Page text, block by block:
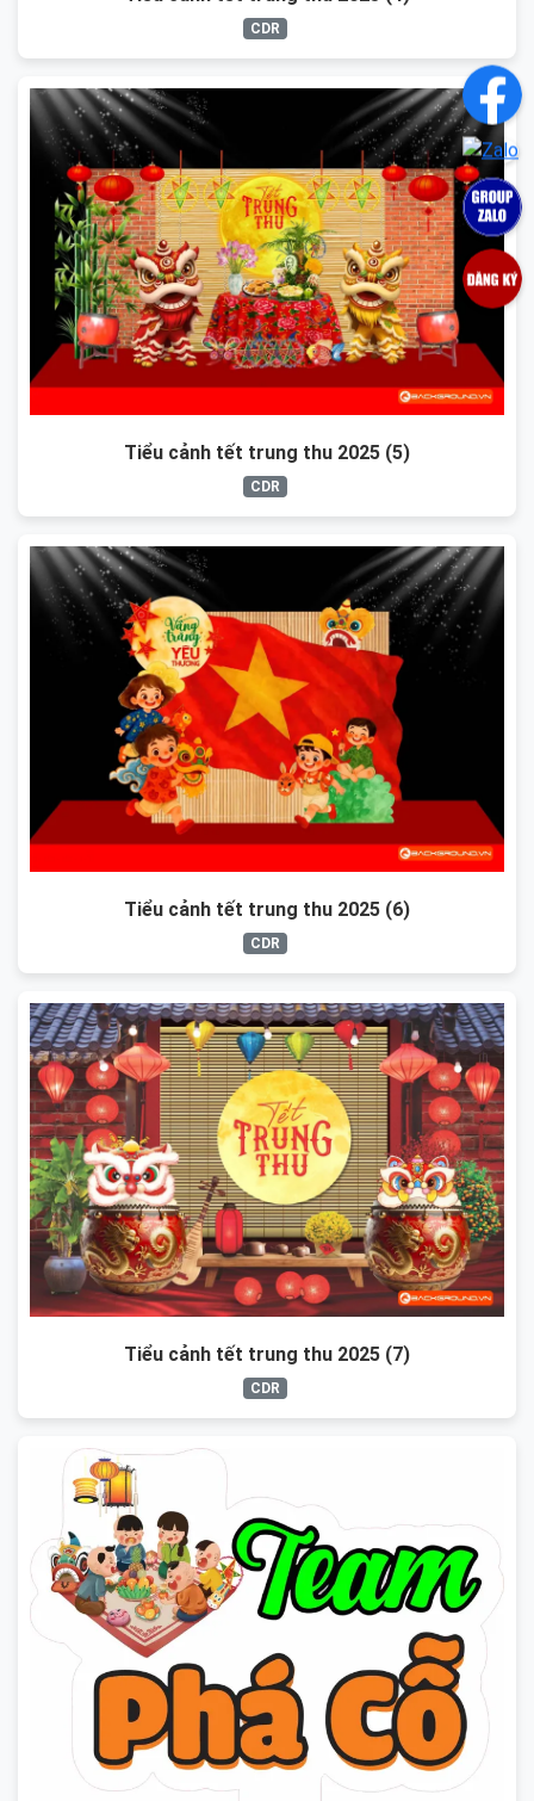
CDR
Tiểu cảnh tết trung thu 2025 (5)
CDR
Tiểu cảnh tết trung thu 2025 (6)
CDR
Tiểu cảnh tết trung thu 2025 (7)
CDR